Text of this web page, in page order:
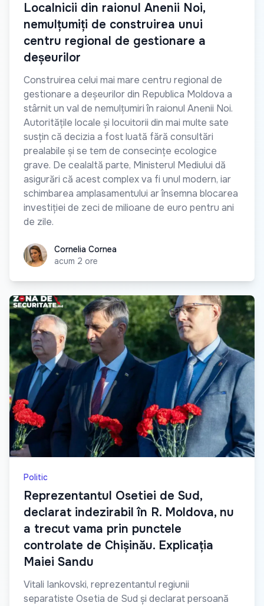
Localnicii din raionul Anenii Noi,
nemulțumiți de construirea unui
centru regional de gestionare a
deșeurilor
Construirea celui mai mare centru regional de
gestionare a deșeurilor din Republica Moldova a
stârnit un val de nemulțumiri în raionul Anenii Noi.
Autoritățile locale și locuitorii din mai multe sate
susțin că decizia a fost luată fără consultări
prealabile și se tem de consecințe ecologice
grave. De cealaltă parte, Ministerul Mediului dă
asigurări că acest complex va fi unul modern, iar
schimbarea amplasamentului ar însemna blocarea
investiției de zeci de milioane de euro pentru ani
de zile.
Cornelia Cornea
Cornelia Cornea
acum 2 ore
Politic
Reprezentantul Osetiei de Sud,
declarat indezirabil în R. Moldova, nu
a trecut vama prin punctele
controlate de Chișinău. Explicația
Maiei Sandu
Vitali Iankovski, reprezentantul regiunii
separatiste Osetia de Sud și declarat persoană